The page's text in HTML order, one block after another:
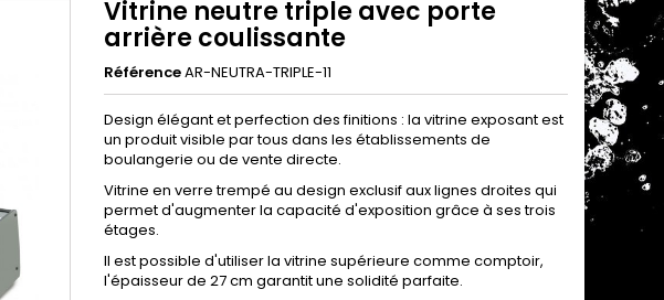
Vitrine neutre triple avec porte
arrière coulissante
RéférenceAR-NEUTRA-TRIPLE-11
Design élégant et perfection des finitions : la vitrine exposant est
un produit visible par tous dans les établissements de
boulangerie ou de vente directe.
Vitrine en verre trempé au design exclusif aux lignes droites qui
permet d'augmenter la capacité d'exposition grâce à ses trois
étages.
Il est possible d'utiliser la vitrine supérieure comme comptoir,
l'épaisseur de 27 cm garantit une solidité parfaite.